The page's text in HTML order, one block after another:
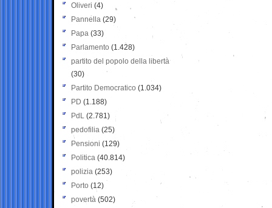
Oliveri (4)
Pannella (29)
Papa (33)
Parlamento (1.428)
partito del popolo della libertà
(30)
Partito Democratico (1.034)
PD (1.188)
PdL (2.781)
pedofilia (25)
Pensioni (129)
Politica (40.814)
polizia (253)
Porto (12)
povertà (502)